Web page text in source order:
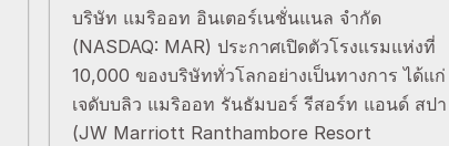
บริษัท แมริออท อินเตอร์เนชั่นแนล จำกัด
(NASDAQ: MAR) ประกาศเปิดตัวโรงแรมแห่งที่
10,000 ของบริษัททั่วโลกอย่างเป็นทางการ ได้แก่
เจดับบลิว แมริออท รันธัมบอร์ รีสอร์ท แอนด์ สปา
(JW Marriott Ranthambore Resort